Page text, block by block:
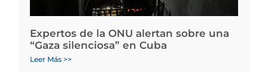
Expertos de la ONU alertan sobre una
“Gaza silenciosa” en Cuba
Leer Más >>